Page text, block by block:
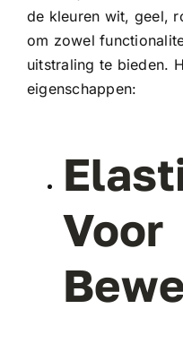
de kleuren wit, geel,
om zowel
uitstraling te bieden.
eigenschappen:
Voor